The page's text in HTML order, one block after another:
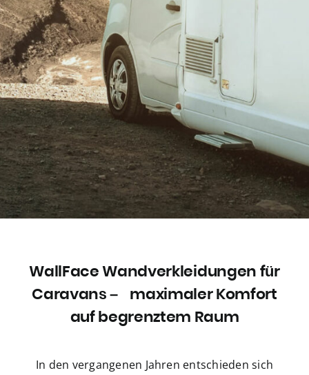
WallFace Wandverkleidungen für
Caravans – maximaler Komfort
auf begrenztem Raum
In den vergangenen Jahren entschieden sich